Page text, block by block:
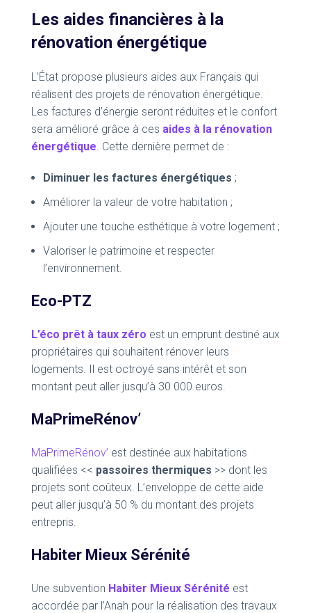
Les aides financières à la
rénovation énergétique
L’État propose plusieurs aides aux Français qui
réalisent des projets de rénovation énergétique.
Les factures d’énergie seront réduites et le confort
sera amélioré grâce à ces aides à la rénovation
énergétique. Cette dernière permet de :
Diminuer les factures énergétiques ;
Améliorer la valeur de votre habitation ;
Ajouter une touche esthétique à votre logement ;
Valoriser le patrimoine et respecter
l’environnement.
Eco-PTZ
L’éco prêt à taux zéro est un emprunt destiné aux
propriétaires qui souhaitent rénover leurs
logements. Il est octroyé sans intérêt et son
montant peut aller jusqu’à 30 000 euros.
MaPrimeRénov’
MaPrimeRénov’ est destinée aux habitations
qualifiées << passoires thermiques >> dont les
projets sont coûteux. L’enveloppe de cette aide
peut aller jusqu’à 50 % du montant des projets
entrepris.
Habiter Mieux Sérénité
Une subvention Habiter Mieux Sérénité est
accordée par l’Anah pour la réalisation des travaux